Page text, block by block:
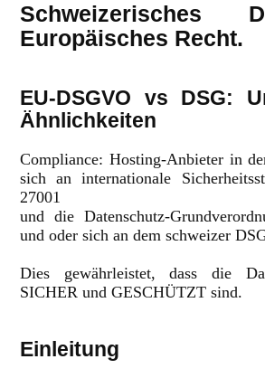
Schweizerisches
Europäisches Recht.
EU-DSGVO vs DSG:
Ähnlichkeiten
Compliance: Hosting-Anbieter in
sich an internationale
27001
und die Datenschutz-
und oder sich an dem schweizer
Dies gewährleistet, dass die
SICHER und GESCHÜTZT sind.
Einleitung